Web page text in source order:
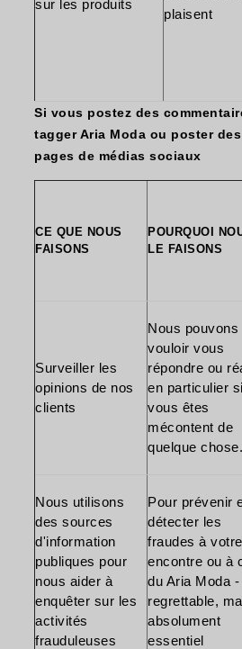
sur les produits
plaisent
Si vous postez des
tagger Aria Moda ou poster
pages de médias sociaux
CE QUE NOUS
FAISONS
POURQUOI
LE FAISONS
Surveiller les
opinions de nos
clients
Nous pouvons
vouloir vous
répondre ou
en particulier si
vous êtes
mécontent de
quelque chose.
Nous utilisons
des sources
d'information
publiques pour
nous aider à
enquêter sur les
activités
frauduleuses
Pour prévenir
détecter les
fraudes à votre
encontre ou à
du Aria Moda -
regrettable,
absolument
essentiel